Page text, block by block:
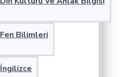
Fen Bilimleri
İngilizce